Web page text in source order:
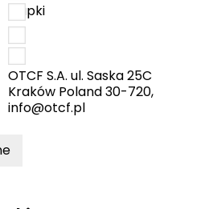
klapki
OTCF S.A. ul. Saska 25C
Kraków Poland 30-720,
info@otcf.pl